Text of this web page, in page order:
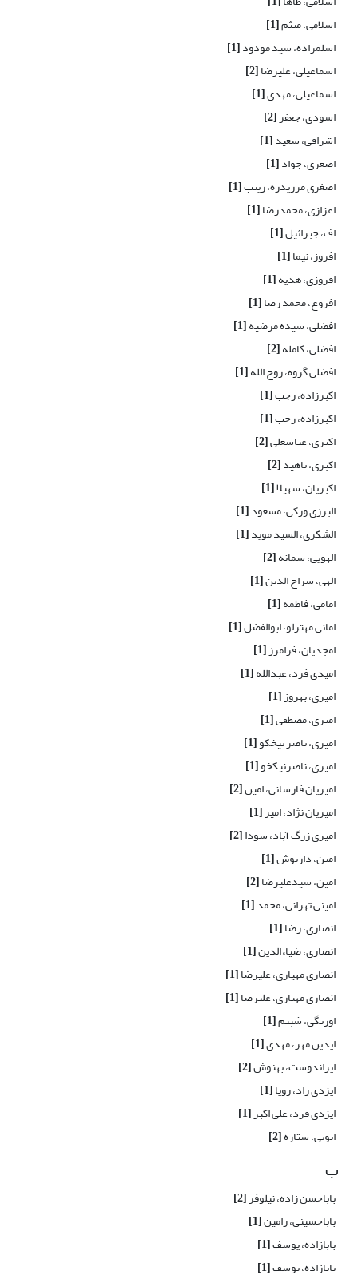
اسلامی، میثم[1]
اسلمزاده، سید مودود[1]
اسماعیلی، علیرضا[2]
اسماعیلی، مهدی[1]
اسودی، جعفر[2]
اشرافی، سعید[1]
اصغری، جواد[1]
اصغری مرزیدره، زینب[1]
اعزازی، محمدرضا[1]
اف، جبرائیل[1]
افروز، نیما[1]
افروزی، هدیه[1]
افروغ، محمد رضا[1]
افضلی، سیده مرضیه[1]
افضلی، کامله[2]
افضلی گروه، روح الله[1]
اکبرزاده، رجب[1]
اکبرزاده، رجب[1]
اکبری، عباسعلی[2]
اکبری، ناهید[2]
اکبریان، سهیلا[1]
البرزی ورکی، مسعود[1]
الشکری، السید موید[1]
الهویی، سمانه[2]
الهی، سراج الدین[1]
امامی، فاطمه[1]
امانی مهترلو، ابوالفضل[1]
امجدیان، فرامرز[1]
امیدی فرد، عبدالله[1]
امیری، بهروز[1]
امیری، مصطفی[1]
امیری، ناصر نیخکو[1]
امیری، ناصرنیکخو[1]
امیریان فارسانی، امین[2]
امیریان نژاد، امیر[1]
امیری زرگ آباد، سودا[2]
امین، داریوش[1]
امین، سیدعلیرضا[2]
امینی تهرانی، محمد[1]
انصاری، رضا[1]
انصاری، ضیاءالدین[1]
انصاری مهیاری، علیرضا[1]
انصاری مهیاری، علیرضا[1]
اورنگی، شبنم[1]
ایدین مهر، مهدی[1]
ایراندوست، بهنوش[2]
ایزدی راد، رویا[1]
ایزدی فرد، علی اکبر[1]
ایوبی، ستاره[2]
ب
باباحسن زاده، نیلوفر[2]
باباحسینی، رامین[1]
بابازاده، یوسف[1]
بابازاده، یوسف[1]